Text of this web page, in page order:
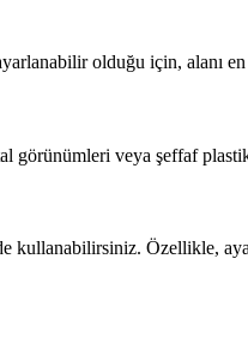
olduğu için, alanı
görünümleri veya şeffaf
kullanabilirsiniz. Özellikle,